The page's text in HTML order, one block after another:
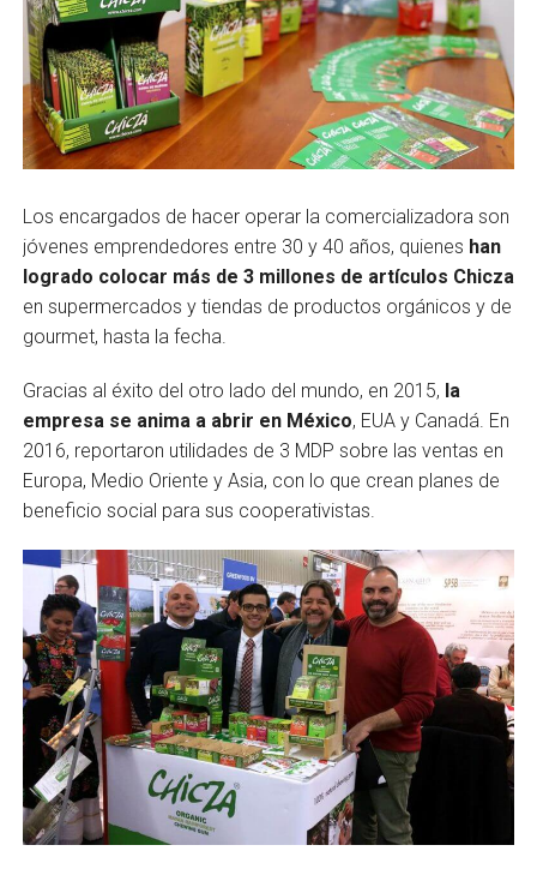
Los encargados de hacer operar la comercializadora son
jóvenes emprendedores entre 30 y 40 años, quienes han
logrado colocar más de 3 millones de artículos Chicza
en supermer­cados y tiendas de productos orgánicos y de
gourmet, hasta la fecha.
Gracias al éxito del otro lado del mundo, en 2015, la
empresa se anima a abrir en México, EUA y Canadá. En
2016, reportaron utilidades de 3 MDP sobre las ventas en
Europa, Medio Oriente y Asia, con lo que crean planes de
beneficio social para sus cooperativistas.